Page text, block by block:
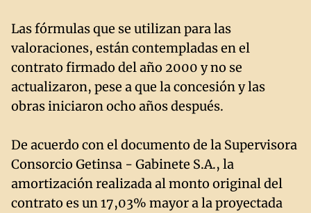
Las fórmulas que se utilizan para las
valoraciones, están contempladas en el
contrato firmado del año 2000 y no se
actualizaron, pese a que la concesión y las
obras iniciaron ocho años después.
De acuerdo con el documento de la Supervisora
Consorcio Getinsa - Gabinete S.A., la
amortización realizada al monto original del
contrato es un 17,03% mayor a la proyectada